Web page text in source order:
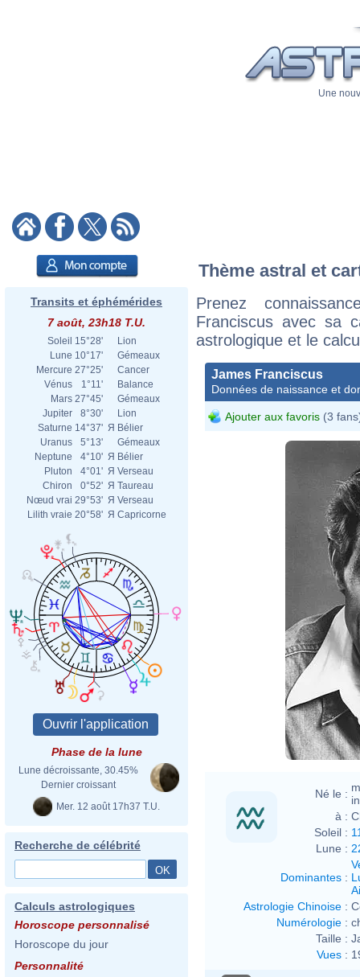
Une
Transits et éphémérides
7 août, 23h18 T.U.
Soleil 15°28'
Lion
Lune 10°17'
Gémeaux
Mercure 27°25'
Cancer
Vénus
1°11'
Balance
Mars 27°45'
Gémeaux
Jupiter
8°30'
Lion
Saturne 14°37' Я Bélier
Uranus
5°13'
Gémeaux
Neptune
4°10' Я Bélier
Pluton
4°01' Я Verseau
Chiron
0°52' Я Taureau
Nœud vrai 29°53' Я Verseau
Lilith vraie 20°58' Я Capricorne
Phase de la lune
Lune décroissante, 30.45%
Dernier croissant
Mer. 12 août 17h37 T.U.
Recherche de célébrité
Calculs astrologiques
Horoscope personnalisé
Horoscope du jour
Personnalité
Thème astral et
Prenez
Franciscus avec sa
astrologique et le
James Franciscus
Données de naissance et
Ajouter aux favoris (3
Né le :
à :
Soleil :
Lune :
Dominantes :
Astrologie Chinoise :
Numérologie :
Taille :
Vues :